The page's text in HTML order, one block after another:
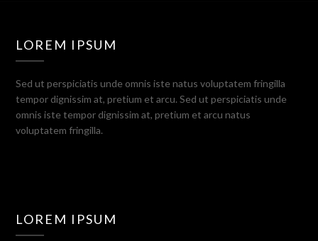
LOREM IPSUM
Sed ut perspiciatis unde omnis iste natus voluptatem fringilla
tempor dignissim at, pretium et arcu. Sed ut perspiciatis unde
omnis iste tempor dignissim at, pretium et arcu natus
voluptatem fringilla.
LOREM IPSUM